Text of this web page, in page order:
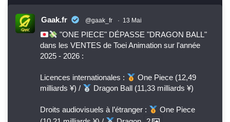
Gaak.fr @gaak_fr · 13 Mai
"ONE PIECE" DÉPASSE "DRAGON BALL"
dans les VENTES de Toei Animation sur l'année
2025 - 2026 :
Licences internationales :
One Piece (12,49
milliards ¥) /
Dragon Ball (11,33 milliards ¥)
Droits audiovisuels à l’étranger :
One Piece